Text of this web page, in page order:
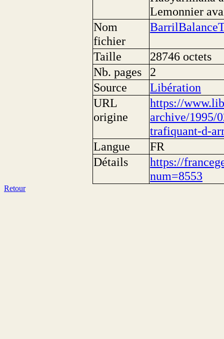
Lemonnier
Nom
fichier
Taille
28746 octets
Nb. pages
2
Source
Libération
URL
origine
https://
archive/1995/
trafiquant-d-
Langue
FR
Détails
https://
num=8553
Retour